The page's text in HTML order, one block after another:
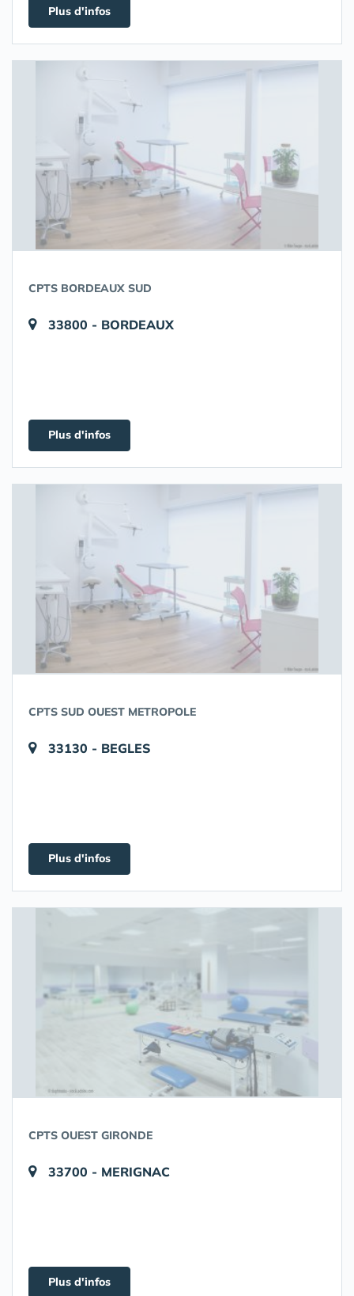
Plus d'infos
CPTS BORDEAUX SUD
33800 - BORDEAUX
Plus d'infos
CPTS SUD OUEST METROPOLE
33130 - BEGLES
Plus d'infos
CPTS OUEST GIRONDE
33700 - MERIGNAC
Plus d'infos